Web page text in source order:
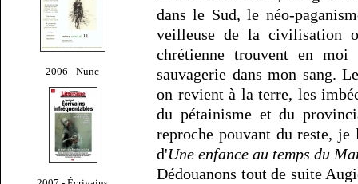
2006 - Nunc
dans le Sud, le néo-
veilleuse de la civilisation
chrétienne trouvent en
sauvagerie dans mon sang.
on revient à la terre, les
du pétainisme et du
reproche pouvant du reste,
d'Une enfance au temps du
Dédouanons tout de suite